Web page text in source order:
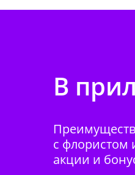
В
с флористом
акции и